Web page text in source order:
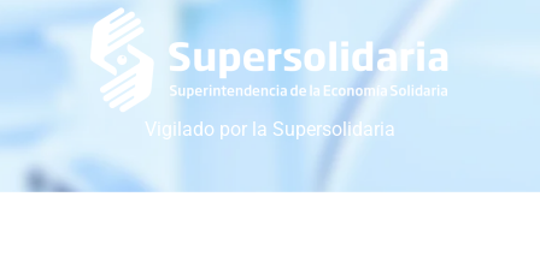
Vigilado por la Supersolidaria